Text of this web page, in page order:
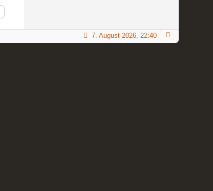
7. August 2026, 22:40